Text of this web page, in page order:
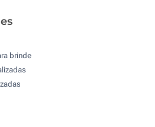
brinde